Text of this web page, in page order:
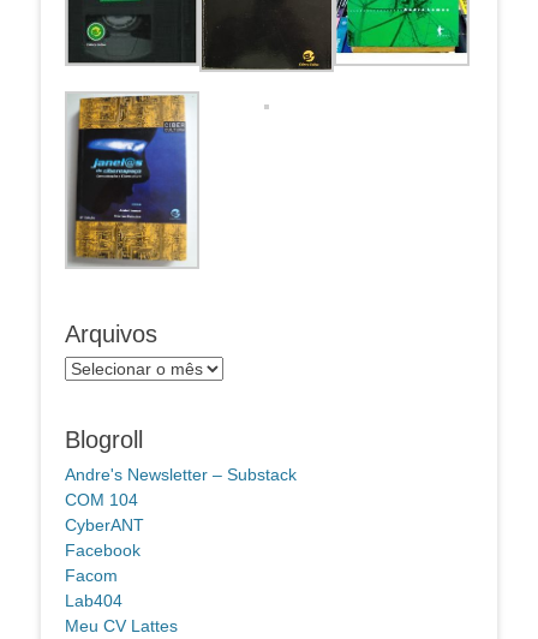
Arquivos
Arquivos
Blogroll
Andre's Newsletter – Substack
COM 104
CyberANT
Facebook
Facom
Lab404
Meu CV Lattes